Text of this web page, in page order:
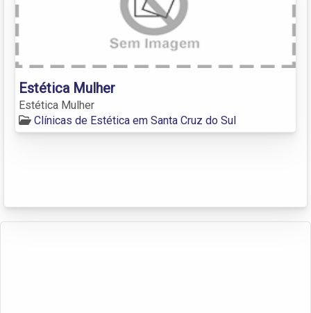
Estética Mulher
Estética Mulher
Clínicas de Estética em Santa Cruz do Sul